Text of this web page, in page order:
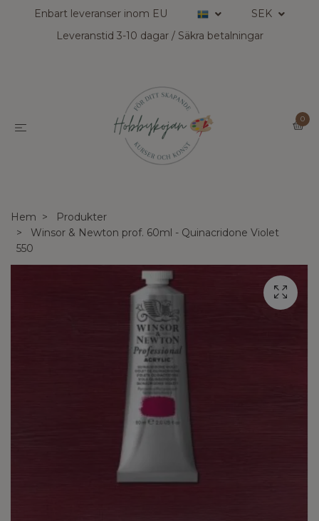
Enbart leveranser inom EU
SEK
Leveranstid 3-10 dagar / Säkra betalningar
0
Hem
Produkter
Winsor & Newton prof. 60ml - Quinacridone Violet
550